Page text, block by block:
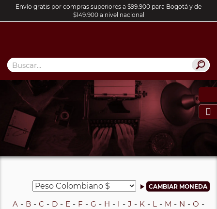
Envío gratis por compras superiores a $99.900 para Bogotá y de
$149.900 a nivel nacional

A B C D E F G H I J K L M N
O